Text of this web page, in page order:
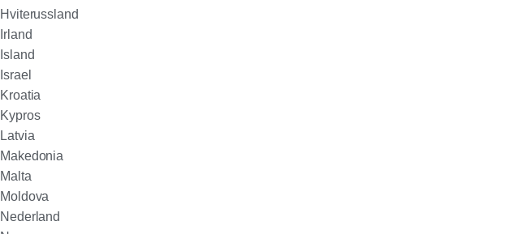
Hviterussland
Irland
Island
Israel
Kroatia
Kypros
Latvia
Makedonia
Malta
Moldova
Nederland